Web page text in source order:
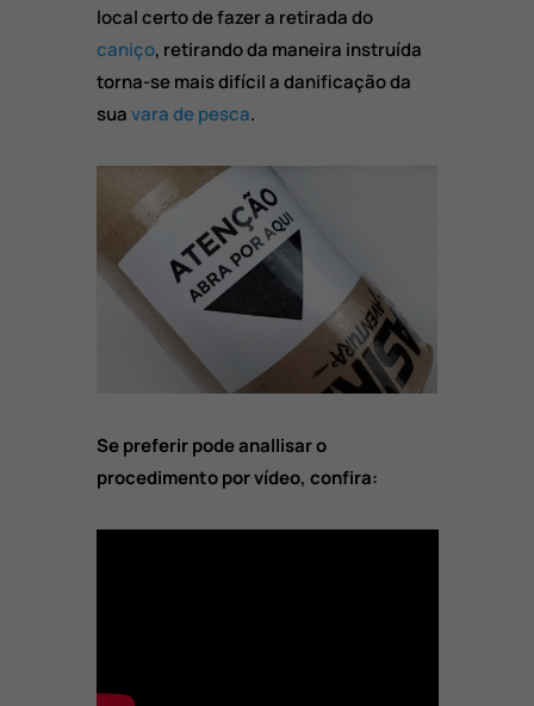
local certo de fazer a retirada do
caniço, retirando da maneira instruída
torna-se mais difícil a danificação da
suavara de pesca.
Se preferir pode anallisar o
procedimento por vídeo, confira: